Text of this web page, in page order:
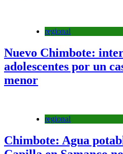
regional
Nuevo Chimbote:
adolescentes por un
menor
regional
Chimbote: Agua